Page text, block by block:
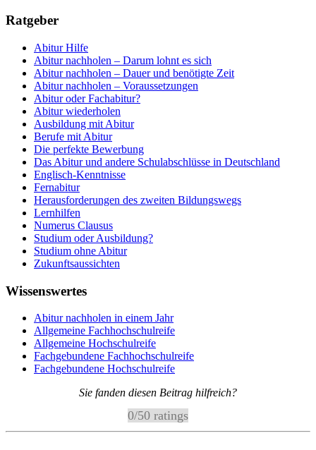
Ratgeber
Abitur Hilfe
Abitur nachholen – Darum lohnt es sich
Abitur nachholen – Dauer und benötigte Zeit
Abitur nachholen – Voraussetzungen
Abitur oder Fachabitur?
Abitur wiederholen
Ausbildung mit Abitur
Berufe mit Abitur
Die perfekte Bewerbung
Das Abitur und andere Schulabschlüsse in Deutschland
Englisch-Kenntnisse
Fernabitur
Herausforderungen des zweiten Bildungswegs
Lernhilfen
Numerus Clausus
Studium oder Ausbildung?
Studium ohne Abitur
Zukunftsaussichten
Wissenswertes
Abitur nachholen in einem Jahr
Allgemeine Fachhochschulreife
Allgemeine Hochschulreife
Fachgebundene Fachhochschulreife
Fachgebundene Hochschulreife
Sie fanden diesen Beitrag hilfreich?
0/50 ratings